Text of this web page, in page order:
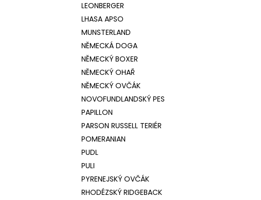
LEONBERGER
LHASA APSO
MUNSTERLAND
NĚMECKÁ DOGA
NĚMECKÝ BOXER
NĚMECKÝ OHAŘ
NĚMECKÝ OVČÁK
NOVOFUNDLANDSKÝ PES
PAPILLON
PARSON RUSSELL TERIÉR
POMERANIAN
PUDL
PULI
PYRENEJSKÝ OVČÁK
RHODÉZSKÝ RIDGEBACK